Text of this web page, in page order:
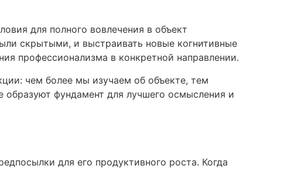
для полного вовлечения в объект
скрытыми, и выстраивать новые когнитивные
профессионализма в конкретной направлении.
чем более мы изучаем об объекте, тем
образуют фундамент для лучшего осмысления и
для его продуктивного роста. Когда